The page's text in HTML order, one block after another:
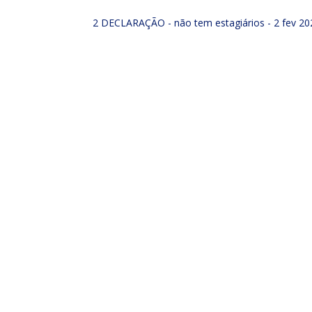
2 DECLARAÇÃO - não tem estagiários - 2 fev